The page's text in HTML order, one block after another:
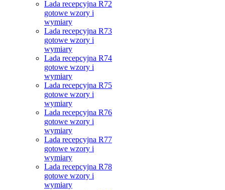
Lada recepcyjna R72
gotowe wzory i
wymiary
Lada recepcyjna R73
gotowe wzory i
wymiary
Lada recepcyjna R74
gotowe wzory i
wymiary
Lada recepcyjna R75
gotowe wzory i
wymiary
Lada recepcyjna R76
gotowe wzory i
wymiary
Lada recepcyjna R77
gotowe wzory i
wymiary
Lada recepcyjna R78
gotowe wzory i
wymiary